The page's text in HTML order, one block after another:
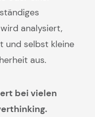
analysiert,
und selbst kleine
aus.
bei vielen